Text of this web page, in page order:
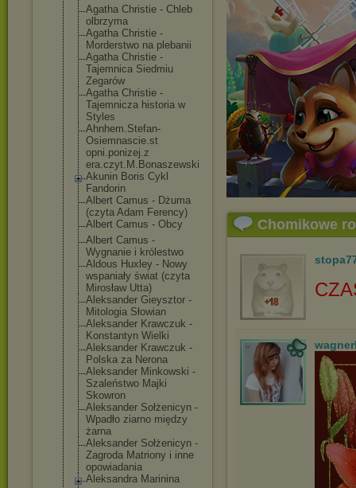
Agatha Christie - Chleb
olbrzyma
Agatha Christie -
Morderstwo na plebanii
Agatha Christie -
Tajemnica Siedmiu
Zegarów
Agatha Christie -
Tajemnicza historia w
Styles
Ahnhem.Stefan-
Osiemnascie.st
opni.ponizej.z
era.czyt.M.Bonaszewski
Akunin Boris Cykl
Fandorin
Albert Camus - Dżuma
(czyta Adam Ferency)
Albert Camus - Obcy
Albert Camus -
Wygnanie i królestwo
Aldous Huxley - Nowy
wspaniały świat (czyta
Mirosław Utta)
Aleksander Gieysztor -
Mitologia Słowian
Aleksander Krawczuk -
Konstantyn Wielki
Aleksander Krawczuk -
Polska za Nerona
Aleksander Minkowski -
Szaleństwo Majki
Skowron
Aleksander Sołżenicyn -
Wpadło ziarno między
żarna
Aleksander Sołżenicyn -
Zagroda Matriony i inne
opowiadania
Aleksandra Marinina
Chomikowe